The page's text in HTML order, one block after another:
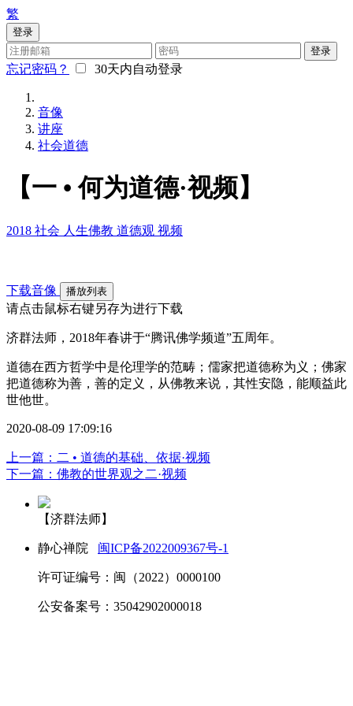
繁
登录
登录
忘记密码？ 30天内自动登录
音像
讲座
社会道德
【一 • 何为道德·视频】
2018 社会 人生佛教 道德观 视频
下载音像 播放列表
请点击鼠标右键另存为进行下载
济群法师，2018年春讲于“腾讯佛学频道”五周年。
道德在西方哲学中是伦理学的范畴；儒家把道德称为义；佛家
把道德称为善，善的定义，从佛教来说，其性安隐，能顺益此
世他世。
2020-08-09 17:09:16
上一篇：二 • 道德的基础、依据·视频
下一篇：佛教的世界观之二·视频
【济群法师】
静心禅院 闽ICP备2022009367号-1
许可证编号：闽（2022）0000100
公安备案号：35042902000018